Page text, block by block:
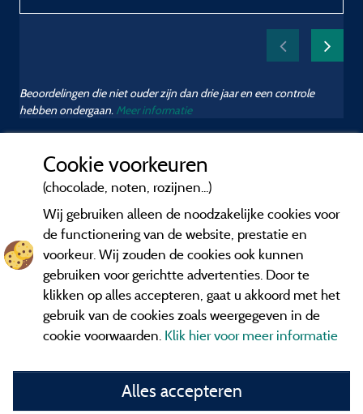
Beoordelingen die niet ouder zijn dan drie jaar en een controle
hebben ondergaan. Meer informatie
General terms of use
Cookie voorkeuren
(chocolade, noten, rozijnen...)
Wij gebruiken alleen de noodzakelijke cookies voor
de functionering van de website, prestatie en
voorkeur. Wij zouden de cookies ook kunnen
gebruiken voor gerichtte advertenties. Door te
klikken op alles accepteren, gaat u akkoord met het
gebruik van de cookies zoals weergegeven in de
cookie voorwaarden. Klik hier voor meer informatie
Alles accepteren